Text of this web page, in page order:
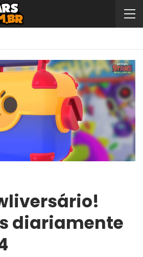
diariamente